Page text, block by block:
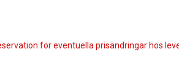
för eventuella prisändringar hos